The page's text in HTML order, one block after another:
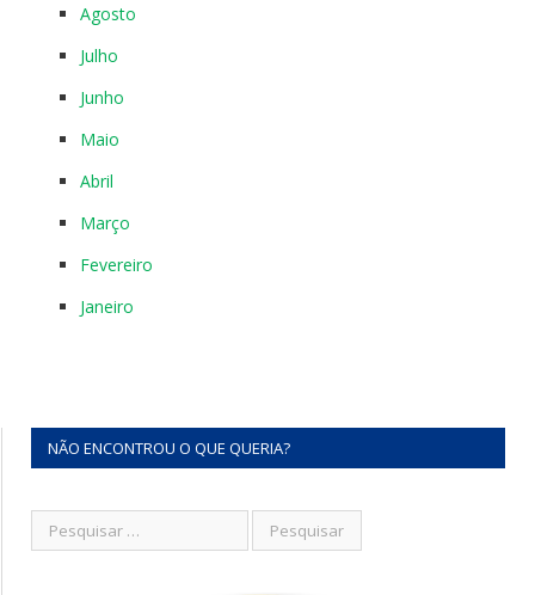
Agosto
Julho
Junho
Maio
Abril
Março
Fevereiro
Janeiro
NÃO ENCONTROU O QUE QUERIA?